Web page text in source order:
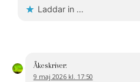
Laddar in …
Åkeskriver:
9 maj 2026 kl. 17:50